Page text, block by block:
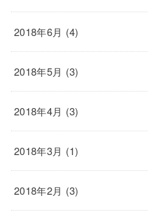
2018年6月 (4)
2018年5月 (3)
2018年4月 (3)
2018年3月 (1)
2018年2月 (3)